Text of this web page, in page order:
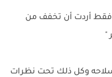
فقط أردت أن تخفف من
"
وكل ذلك تحت نظرات